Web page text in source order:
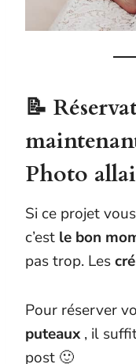
📝
Photo
Si ce projet
c’est le bon
pas trop. Les
Pour réserver vo
puteaux, il
post 🙂